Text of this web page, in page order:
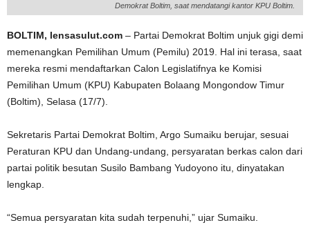
Demokrat Boltim, saat mendatangi kantor KPU Boltim.
BOLTIM, lensasulut.com – Partai Demokrat Boltim unjuk gigi demi
memenangkan Pemilihan Umum (Pemilu) 2019. Hal ini terasa, saat
mereka resmi mendaftarkan Calon Legislatifnya ke Komisi
Pemilihan Umum (KPU) Kabupaten Bolaang Mongondow Timur
(Boltim), Selasa (17/7).
Sekretaris Partai Demokrat Boltim, Argo Sumaiku berujar, sesuai
Peraturan KPU dan Undang-undang, persyaratan berkas calon dari
partai politik besutan Susilo Bambang Yudoyono itu, dinyatakan
lengkap.
“Semua persyaratan kita sudah terpenuhi,” ujar Sumaiku.